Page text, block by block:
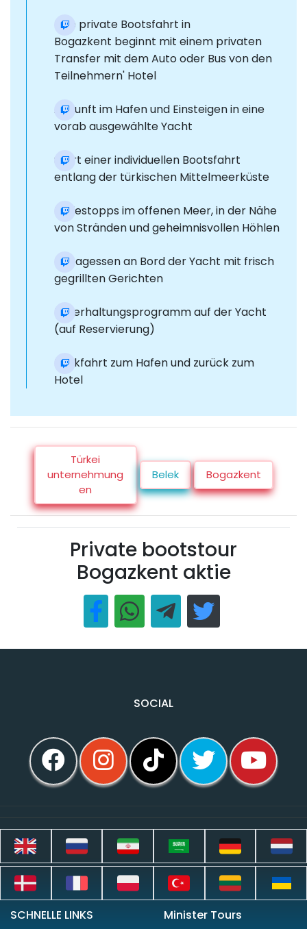
Eine private Bootsfahrt in
Bogazkent beginnt mit einem privaten
Transfer mit dem Auto oder Bus von den
Teilnehmern' Hotel
Ankunft im Hafen und Einsteigen in eine
vorab ausgewählte Yacht
Start einer individuellen Bootsfahrt
entlang der türkischen Mittelmeerküste
Badestopps im offenen Meer, in der Nähe
von Stränden und geheimnisvollen Höhlen
Mittagessen an Bord der Yacht mit frisch
gegrillten Gerichten
Unterhaltungsprogramm auf der Yacht
(auf Reservierung)
Rückfahrt zum Hafen und zurück zum
Hotel
Türkei
unternehmung
en
Belek Bogazkent
Private bootstour
Bogazkent aktie
SOCIAL
SCHNELLE LINKS Minister Tours